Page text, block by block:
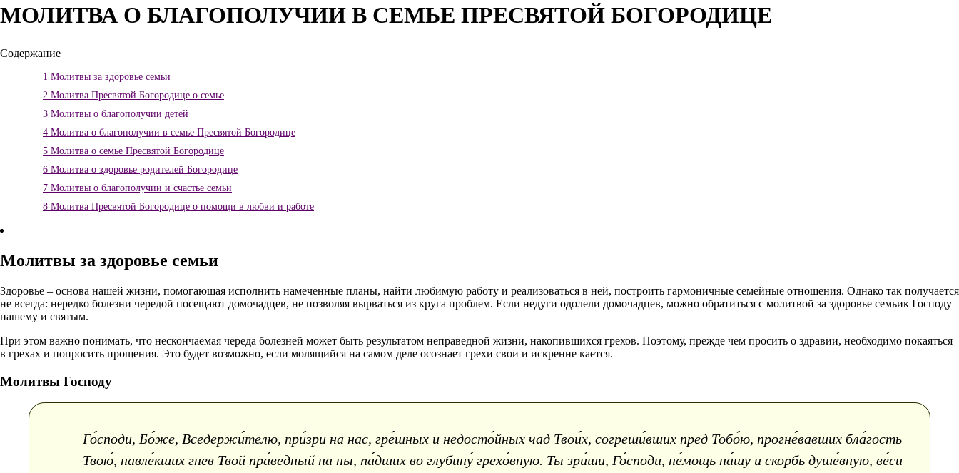
МОЛИТВА О БЛАГОПОЛУЧИИ В СЕМЬЕ ПРЕСВЯТОЙ БОГОРОДИЦЕ
Содержание
1 Молитвы за здоровье семьи
2 Молитва Пресвятой Богородице о семье
3 Молитвы о благополучии детей
4 Молитва о благополучии в семье Пресвятой Богородице
5 Молитва о семье Пресвятой Богородице
6 Молитва о здоровье родителей Богородице
7 Молитвы о благополучии и счастье семьи
8 Молитва Пресвятой Богородице о помощи в любви и работе
Молитвы за здоровье семьи
Здоровье – основа нашей жизни, помогающая исполнить намеченные планы, найти любимую работу и реализоваться в ней, построить гармоничные семейные отношения. Однако так получается
не всегда: нередко болезни чередой посещают домочадцев, не позволяя вырваться из круга проблем. Если недуги одолели домочадцев, можно обратиться с молитвой за здоровье семьик Господу
нашему и святым.
При этом важно понимать, что нескончаемая череда болезней может быть результатом неправедной жизни, накопившихся грехов. Поэтому, прежде чем просить о здравии, необходимо покаяться
в грехах и попросить прощения. Это будет возможно, если молящийся на самом деле осознает грехи свои и искренне кается.
Молитвы Господу
Го́споди, Бо́же, Вседержи́телю, при́зри на нас, гре́шных и недосто́йных чад Твои́х, согреши́вших пред Тобо́ю, прогне́вавших бла́гость
Твою́, навле́кших гнев Твой пра́ведный на ны, па́дших во глубину́ грехо́вную. Ты зри́ши, Го́споди, не́мощь на́шу и скорбь душе́вную, ве́си